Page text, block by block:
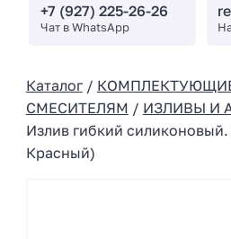
+7 (927) 225-26-26
Чат в WhatsApp
Каталог/
СМЕСИТЕЛЯМ / ИЗЛИВЫ И
Излив гибкий
Красный)